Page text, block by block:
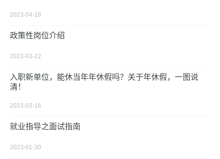
2023-04-18
政策性岗位介绍
2023-03-22
入职新单位，能休当年年休假吗？关于年休假，一图说
清！
2023-03-16
就业指导之面试指南
2023-01-30